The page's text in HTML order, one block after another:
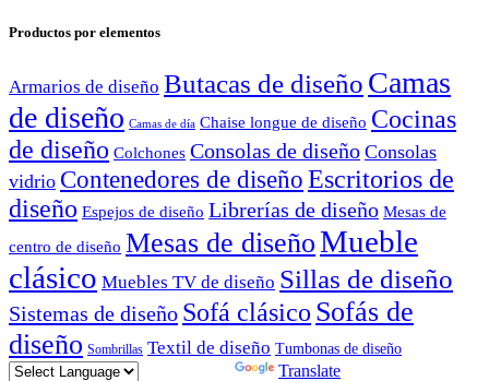
Productos por elementos
Armarios de diseño Butacas de diseño Camas
de diseño Camas de día Chaise longue de diseño Cocinas
de diseño Colchones Consolas de diseño Consolas
vidrio Contenedores de diseño Escritorios de
diseño Espejos de diseño Librerías de diseño Mesas de
centro de diseño Mesas de diseñoMueble
clásico Muebles TV de diseño Sillas de diseño
Sistemas de diseño Sofá clásico Sofás de
diseño Sombrillas Textil de diseño Tumbonas de diseño
Translate